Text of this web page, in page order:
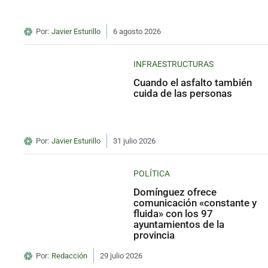
Por: Javier Esturillo 6 agosto 2026
INFRAESTRUCTURAS
Cuando el asfalto también
cuida de las personas
Por: Javier Esturillo 31 julio 2026
POLÍTICA
Domínguez ofrece
comunicación «constante y
fluida» con los 97
ayuntamientos de la
provincia
Por: Redacción 29 julio 2026